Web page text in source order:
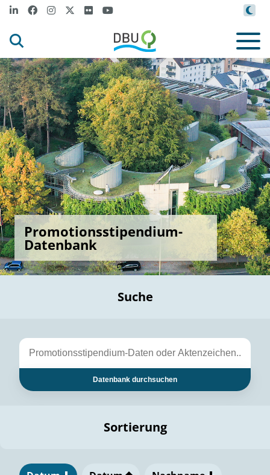
Promotionsstipendium-
Datenbank
Suche
Datenbank durchsuchen
Sortierung